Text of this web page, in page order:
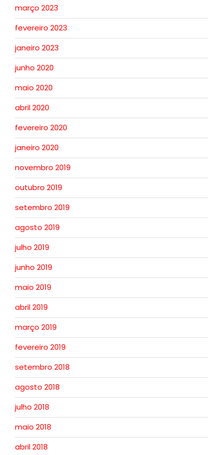
março 2023
fevereiro 2023
janeiro 2023
junho 2020
maio 2020
abril 2020
fevereiro 2020
janeiro 2020
novembro 2019
outubro 2019
setembro 2019
agosto 2019
julho 2019
junho 2019
maio 2019
abril 2019
março 2019
fevereiro 2019
setembro 2018
agosto 2018
julho 2018
maio 2018
abril 2018